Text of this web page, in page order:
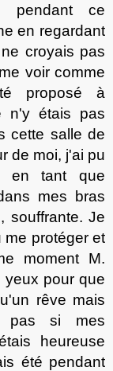
pendant ce
en regardant
croyais pas
voir comme
proposé à
n'yétais pas
cette salle de
de moi, j'ai pu
en tant que
mes bras
souffrante. Je
me protéger et
moment M.
yeux pour que
rêve mais
pas si mes
heureuse
été pendant